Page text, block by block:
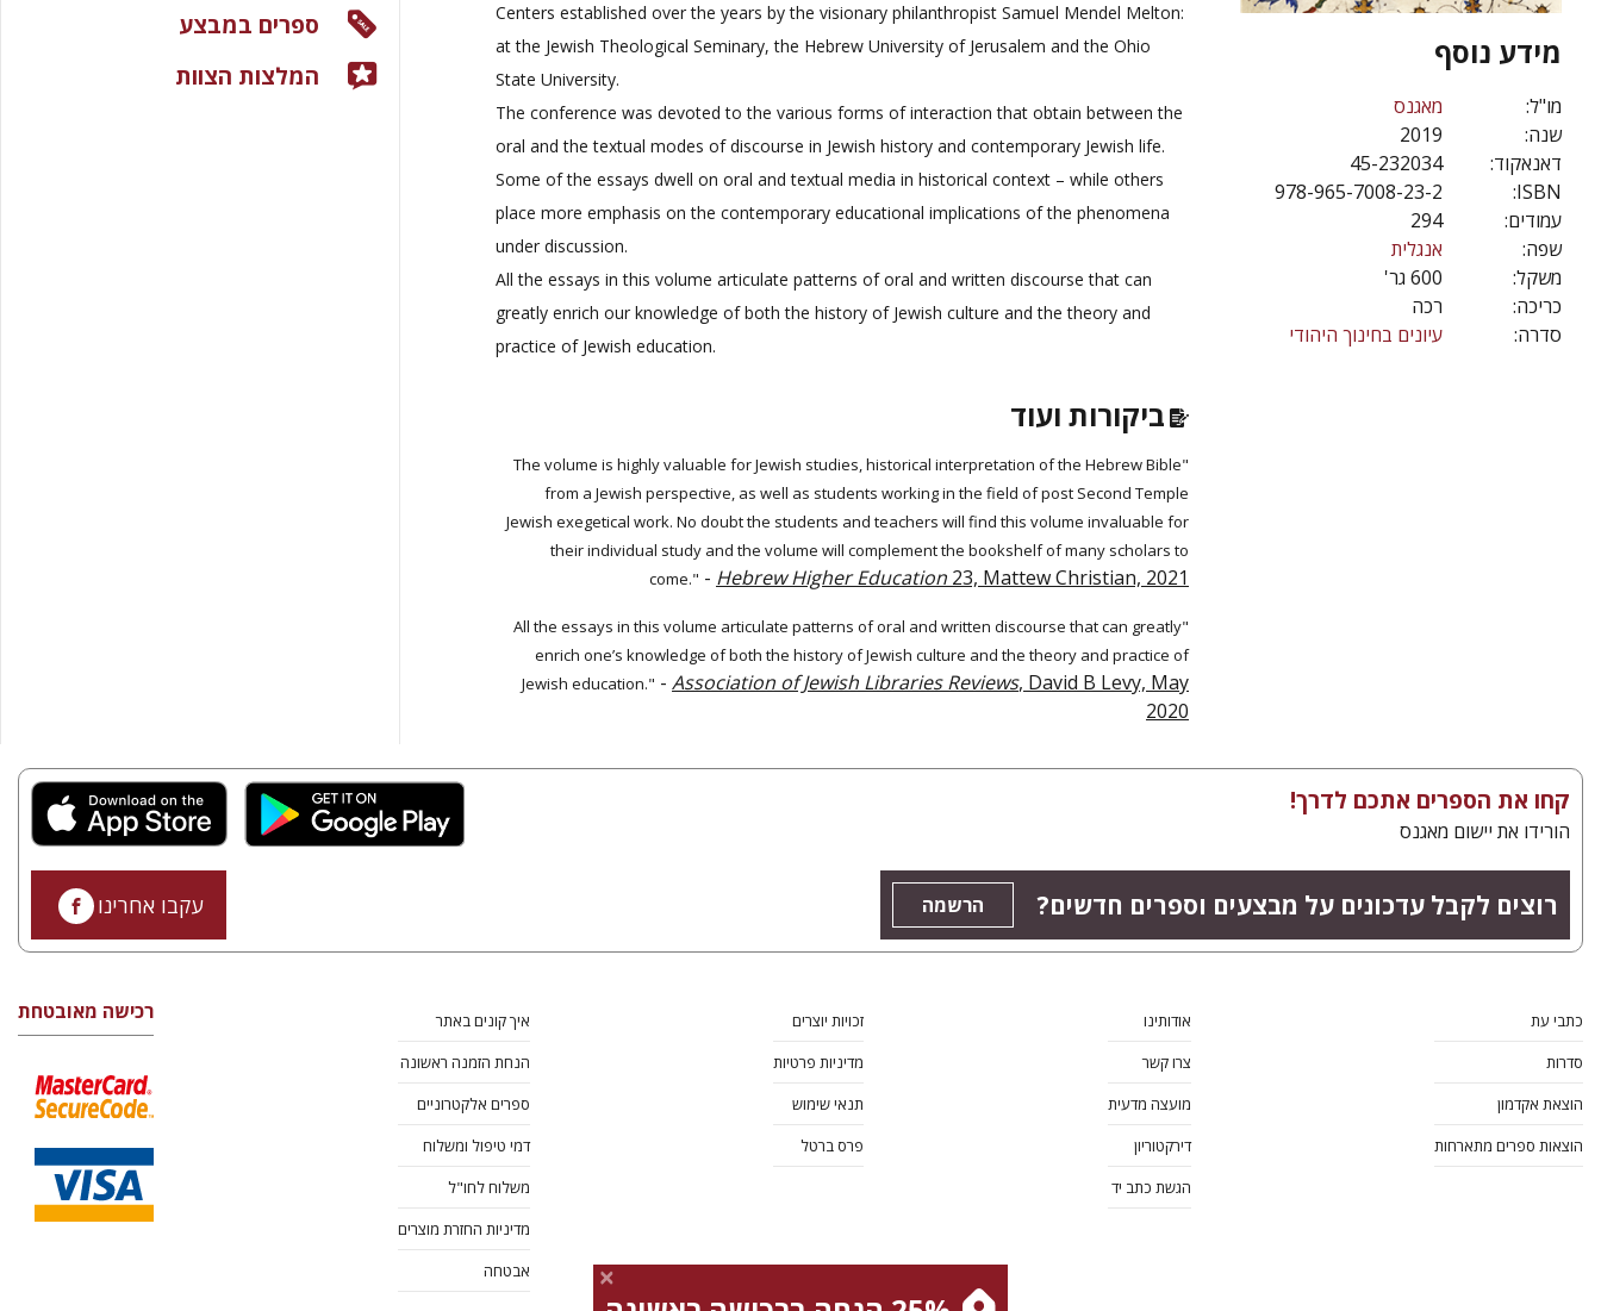
מידע נוסף
מו"ל:
מאגנס
שנה:
2019
דאנאקוד:
45-232034
ISBN:
978-965-7008-23-2
עמודים:
294
שפה:
אנגלית
משקל:
600 גר'
כריכה:
רכה
סדרה:
עיונים בחינוך היהודי
Centers established over the years by the visionary philanthropist Samuel Mendel Melton:
at the Jewish Theological Seminary, the Hebrew University of Jerusalem and the Ohio
State University.
The conference was devoted to the various forms of interaction that obtain between the
oral and the textual modes of discourse in Jewish history and contemporary Jewish life.
Some of the essays dwell on oral and textual media in historical context – while others
place more emphasis on the contemporary educational implications of the phenomena
under discussion.
All the essays in this volume articulate patterns of oral and written discourse that can
greatly enrich our knowledge of both the history of Jewish culture and the theory and
practice of Jewish education.
ביקורות ועוד
"The volume is highly valuable for Jewish studies, historical interpretation of the Hebrew Bible
from a Jewish perspective, as well as students working in the field of post Second Temple
Jewish exegetical work. No doubt the students and teachers will find this volume invaluable for
their individual study and the volume will complement the bookshelf of many scholars to
come." - Hebrew Higher Education 23, Mattew Christian, 2021
"All the essays in this volume articulate patterns of oral and written discourse that can greatly
enrich one’s knowledge of both the history of Jewish culture and the theory and practice of
Jewish education." - Association of Jewish Libraries Reviews, David B Levy, May
2020
ספרים במבצע
המלצות הצוות
קחו את הספרים אתכם לדרך!
הורידו את יישום מאגנס
רוצים לקבל עדכונים על מבצעים וספרים חדשים? הרשמה עקבו אחרינו
כתבי עת
סדרות
הוצאת אקדמון
הוצאות ספרים מתארחות
אודותינו
צרו קשר
מועצה מדעית
דירקטוריון
הגשת כתב יד
זכויות יוצרים
מדיניות פרטיות
תנאי שימוש
פרס ברטל
איך קונים באתר
הנחת הזמנה ראשונה
ספרים אלקטרוניים
דמי טיפול ומשלוח
משלוח לחו"ל
מדיניות החזרת מוצרים
אבטחה
רכישה מאובטחת